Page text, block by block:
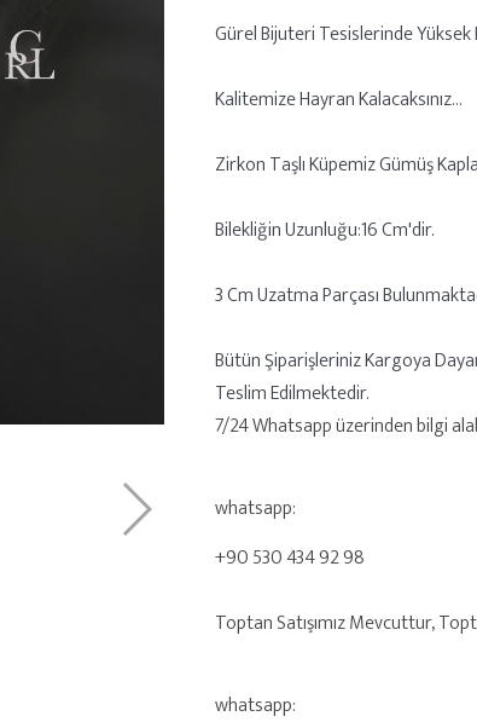
Gürel Bijuteri Tesislerinde
Kalitemize Hayran Kalacaksınız...
Zirkon Taşlı Küpemiz Gümüş
Bilekliğin Uzunluğu:16 Cm'dir.
3 Cm Uzatma Parçası
Bütün Şiparişleriniz Kargoya
Teslim Edilmektedir.
7/24 Whatsapp üzerinden bilgi
whatsapp:
+90 530 434 92 98
Toptan Satışımız Mevcuttur,
whatsapp: